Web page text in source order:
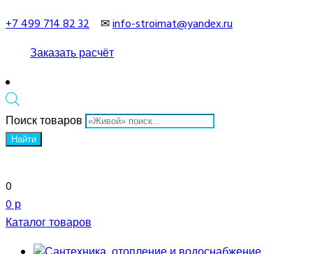
+7 499 714 82 32 ✉info-stroimat@yandex.ru
Заказать расчёт
Поиск товаров
Найти
0
0 р
Каталог товаров